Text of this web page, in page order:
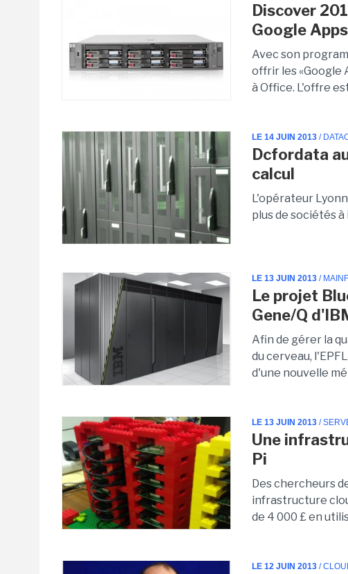
Discover
Google Apps
Avec son
offrir les «Google
à Office. L'offre
LE 14 JUIN 2013 /
Dcfordata
calcul
L'opérateur
plus de sociétés
LE 13 JUIN 2013 /
Le projet
Gene/Q
Afin de gérer la
du cerveau,
d'une nouvelle
LE 13 JUIN 2013 /
Une
Pi
Des chercheurs
infrastructure
de 4 000 £ en
LE 12 JUIN 2013 /